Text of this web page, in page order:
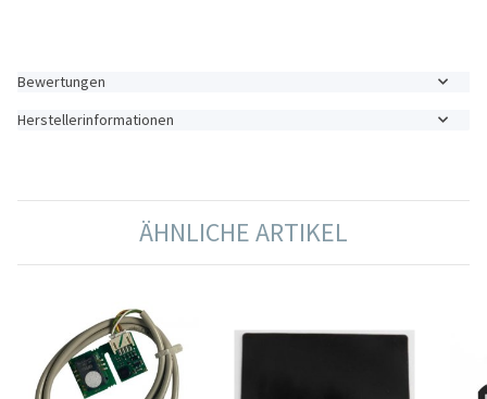
Bewertungen
Herstellerinformationen
ÄHNLICHE ARTIKEL